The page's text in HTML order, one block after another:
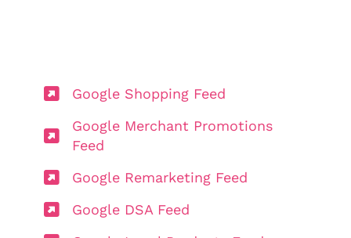
Google Shopping Feed
Google Merchant Promotions
Feed
Google Remarketing Feed
Google DSA Feed